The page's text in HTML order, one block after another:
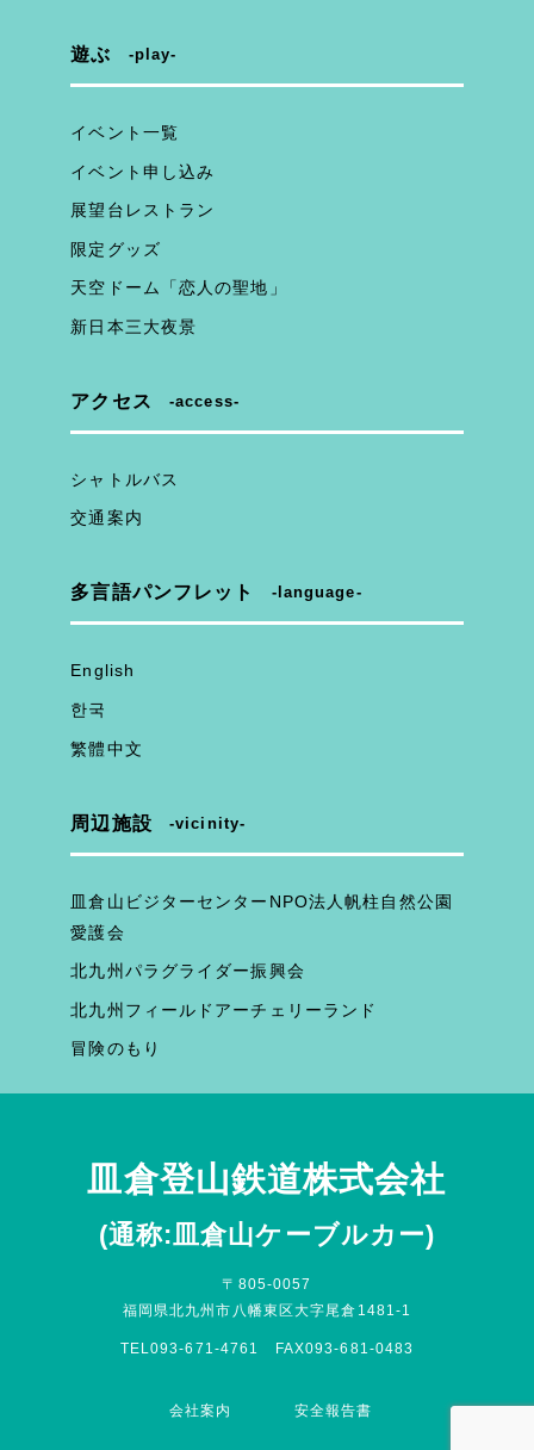
遊ぶ play
イベント一覧
イベント申し込み
展望台レストラン
限定グッズ
天空ドーム「恋人の聖地」
新日本三大夜景
アクセス access
シャトルバス
交通案内
多言語パンフレット language
English
한국
繁體中文
周辺施設 vicinity
皿倉山ビジターセンターNPO法人帆柱自然公園
愛護会
北九州パラグライダー振興会
北九州フィールドアーチェリーランド
冒険のもり
皿倉登山鉄道株式会社
(通称:皿倉山ケーブルカー)
〒805-0057
福岡県北九州市八幡東区大字尾倉1481-1
TEL093-671-4761 FAX093-681-0483
会社案内 安全報告書